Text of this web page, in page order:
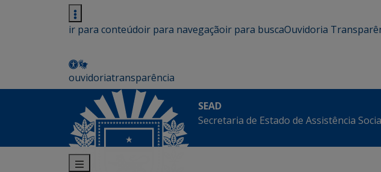
ir para conteúdoir para navegaçãoir para buscaOuvidoria
ouvidoriatransparência
SEAD
Secretaria de Estado de Assistência